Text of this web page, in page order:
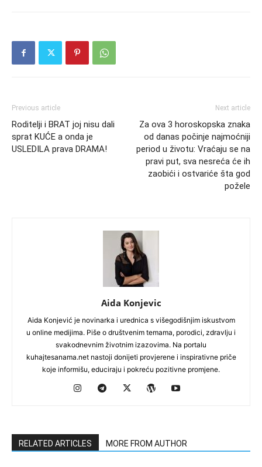
Previous article
Roditelji i BRAT joj nisu dali
sprat KUĆE a onda je
USLEDILA prava DRAMA!
Next article
Za ova 3 horoskopska znaka
od danas počinje najmoćniji
period u životu: Vraćaju se na
pravi put, sva nesreća će ih
zaobići i ostvariće šta god
požele
Aida Konjevic
Aida Konjević je novinarka i urednica s višegodišnjim iskustvom
u online medijima. Piše o društvenim temama, porodici, zdravlju i
svakodnevnim životnim izazovima. Na portalu
kuhajtesanama.net nastoji donijeti provjerene i inspirativne priče
koje informišu, educiraju i pokreću pozitivne promjene.
RELATED ARTICLES MORE FROM AUTHOR